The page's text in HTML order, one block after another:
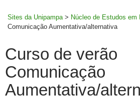
Sites da Unipampa > Núcleo de Estudos em
Comunicação Aumentativa/alternativa
Curso de verão
Comunicação
Aumentativa/